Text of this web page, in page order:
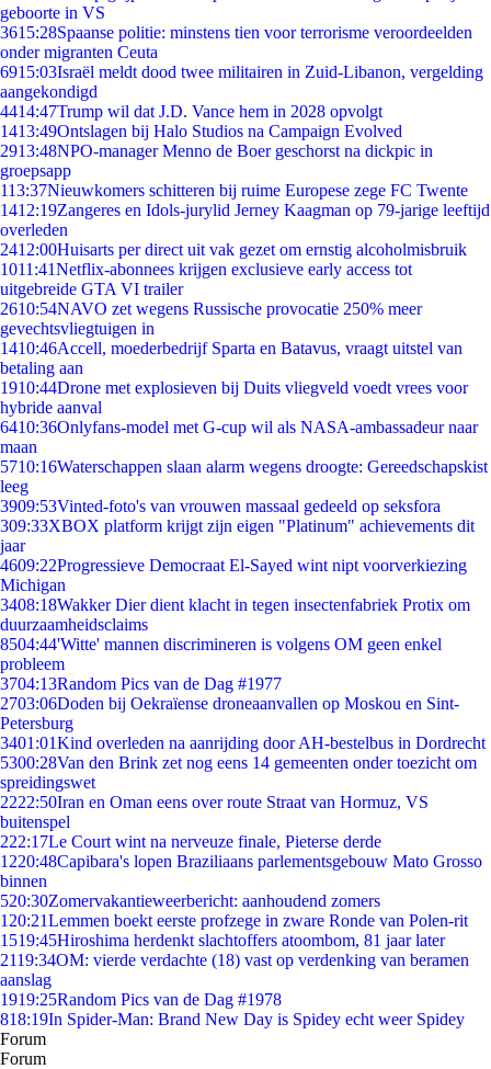
geboorte in VS
3615:28Spaanse politie: minstens tien voor terrorisme veroordeelden
onder migranten Ceuta
6915:03Israël meldt dood twee militairen in Zuid-Libanon, vergelding
aangekondigd
4414:47Trump wil dat J.D. Vance hem in 2028 opvolgt
1413:49Ontslagen bij Halo Studios na Campaign Evolved
2913:48NPO-manager Menno de Boer geschorst na dickpic in
groepsapp
113:37Nieuwkomers schitteren bij ruime Europese zege FC Twente
1412:19Zangeres en Idols-jurylid Jerney Kaagman op 79-jarige leeftijd
overleden
2412:00Huisarts per direct uit vak gezet om ernstig alcoholmisbruik
1011:41Netflix-abonnees krijgen exclusieve early access tot
uitgebreide GTA VI trailer
2610:54NAVO zet wegens Russische provocatie 250% meer
gevechtsvliegtuigen in
1410:46Accell, moederbedrijf Sparta en Batavus, vraagt uitstel van
betaling aan
1910:44Drone met explosieven bij Duits vliegveld voedt vrees voor
hybride aanval
6410:36Onlyfans-model met G-cup wil als NASA-ambassadeur naar
maan
5710:16Waterschappen slaan alarm wegens droogte: Gereedschapskist
leeg
3909:53Vinted-foto's van vrouwen massaal gedeeld op seksfora
309:33XBOX platform krijgt zijn eigen "Platinum" achievements dit
jaar
4609:22Progressieve Democraat El-Sayed wint nipt voorverkiezing
Michigan
3408:18Wakker Dier dient klacht in tegen insectenfabriek Protix om
duurzaamheidsclaims
8504:44'Witte' mannen discrimineren is volgens OM geen enkel
probleem
3704:13Random Pics van de Dag #1977
2703:06Doden bij Oekraïense droneaanvallen op Moskou en Sint-
Petersburg
3401:01Kind overleden na aanrijding door AH-bestelbus in Dordrecht
5300:28Van den Brink zet nog eens 14 gemeenten onder toezicht om
spreidingswet
2222:50Iran en Oman eens over route Straat van Hormuz, VS
buitenspel
222:17Le Court wint na nerveuze finale, Pieterse derde
1220:48Capibara's lopen Braziliaans parlementsgebouw Mato Grosso
binnen
520:30Zomervakantieweerbericht: aanhoudend zomers
1 20:21Lemmen boekt eerste profzege in zware Ronde van Polen-rit
1519:45Hiroshima herdenkt slachtoffers atoombom, 81 jaar later
2119:34OM: vierde verdachte (18) vast op verdenking van beramen
aanslag
1919:25Random Pics van de Dag #1978
818:19In Spider-Man: Brand New Day is Spidey echt weer Spidey
Forum
Forum